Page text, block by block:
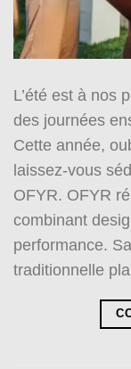
L’été est à nos
des journées
Cette année,
laissez-vous
OFYR. OFYR
combinant
performance.
traditionnelle